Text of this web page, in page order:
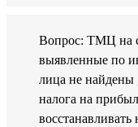
Вопрос: ТМЦ на
выявленные по
лица не найдены
налога на